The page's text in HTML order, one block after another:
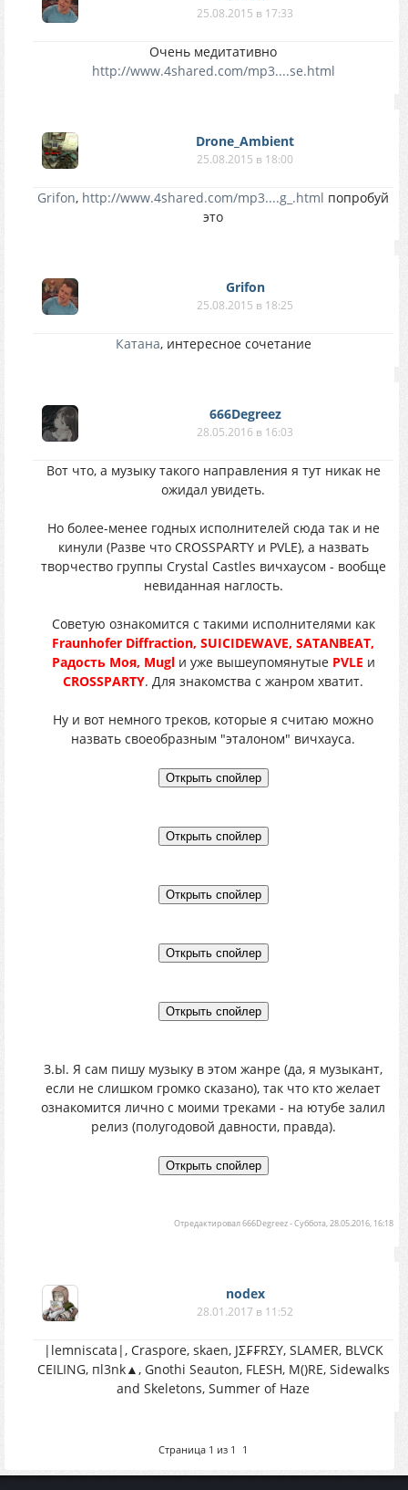
25.08.2015 в 17:33
Очень медитативно
http://www.4shared.com/mp3....se.html
Drone_Ambient
25.08.2015 в 18:00
Grifon, http://www.4shared.com/mp3....g_.html попробуй
это
Grifon
25.08.2015 в 18:25
Катана, интересное сочетание
666Degreez
28.05.2016 в 16:03
Вот что, а музыку такого направления я тут никак не
ожидал увидеть.
Но более-менее годных исполнителей сюда так и не
кинули (Разве что CROSSPARTY и PVLE), а назвать
творчество группы Crystal Castles вичхаусом - вообще
невиданная наглость.
Советую ознакомится с такими исполнителями как
Fraunhofer Diffraction, SUICIDEWAVE, SATANBEAT,
Радость Моя, Muglи уже вышеупомянутые PVLE и
CROSSPARTY. Для знакомства с жанром хватит.
Ну и вот немного треков, которые я считаю можно
назвать своеобразным "эталоном" вичхауса.
З.Ы. Я сам пишу музыку в этом жанре (да, я музыкант,
если не слишком громко сказано), так что кто желает
ознакомится лично с моими треками - на ютубе залил
релиз (полугодовой давности, правда).
Отредактировал666Degreez-Суббота, 28.05.2016, 16:18
nodex
28.01.2017 в 11:52
|lemniscata|, Craspore, skaen, JΣ₣₣RΣY, SLAMER, BLVCK
CEILING, пl3nk▲, Gnothi Seauton, FLESH, M()RE, Sidewalks
and Skeletons, Summer of Haze
Страница 1 из 1 1